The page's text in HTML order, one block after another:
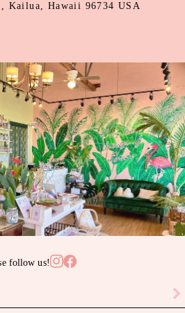
Kailua, Hawaii 96734 USA
follow us!